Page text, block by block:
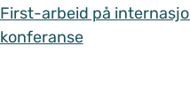
First-arbeid på
konferanse